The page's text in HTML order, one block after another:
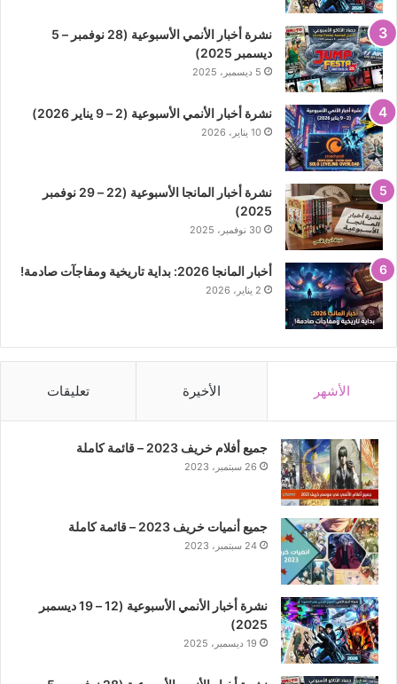
نشرة أخبار الأنمي الأسبوعية (28 نوفمبر – 5
ديسمبر 2025)
5 ديسمبر، 2025
نشرة أخبار الأنمي الأسبوعية (2 – 9 يناير 2026)
10 يناير، 2026
نشرة أخبار المانجا الأسبوعية (22 – 29 نوفمبر
2025)
30 نوفمبر، 2025
أخبار المانجا 2026: بداية تاريخية ومفاجآت صادمة!
2 يناير، 2026
الأشهر الأخيرة تعليقات
جميع أفلام خريف 2023 – قائمة كاملة
26 سبتمبر، 2023
جميع أنميات خريف 2023 – قائمة كاملة
24 سبتمبر، 2023
نشرة أخبار الأنمي الأسبوعية (12 – 19 ديسمبر
2025)
19 ديسمبر، 2025